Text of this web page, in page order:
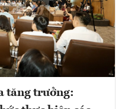
tăng trưởng: